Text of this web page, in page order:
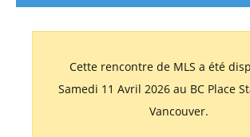
Cette rencontre de MLS a été
Samedi 11 Avril 2026 au BC Place
Vancouver.